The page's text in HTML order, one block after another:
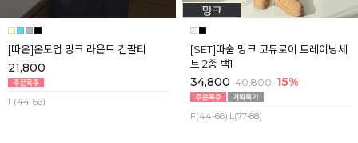
[따온]온도업 밍크 라운드 긴팔티
21,800
F(44-66)
[SET]따숨 밍크 코듀로이 트레이닝세
트 2종 택1
34,800 40,800 15%
F(44-66),L(77-88)